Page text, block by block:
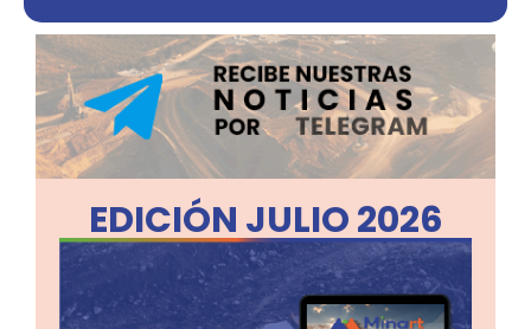
EDICIÓN JULIO 2026